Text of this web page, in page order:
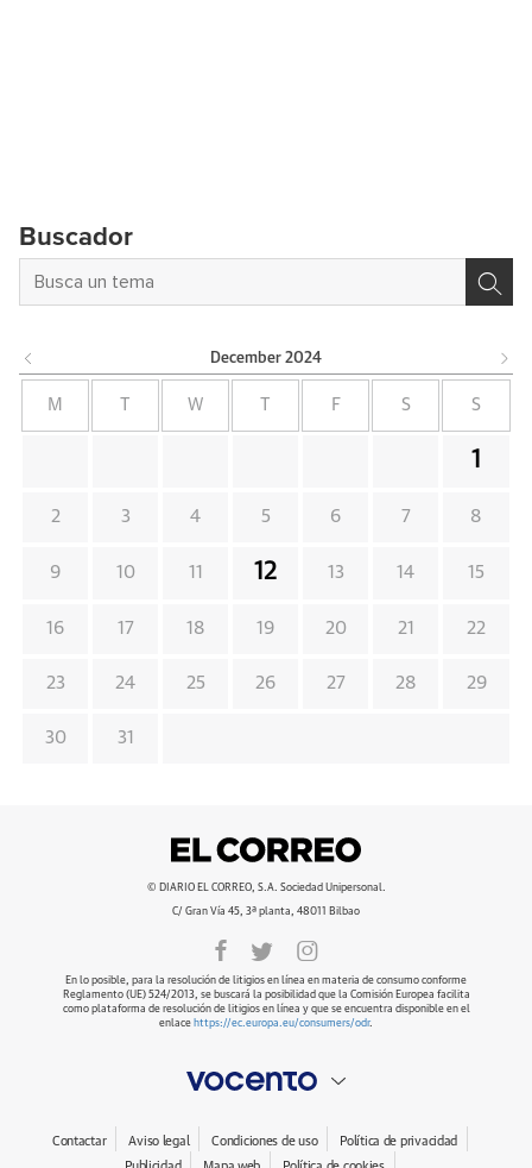
Buscador
December 2024
M W F S S
1
2 3 4 5 6 7 8
9 10 11 12 13 14 15
16 17 18 19 20 21 22
23 24 25 26 27 28 29
30 31
© DIARIO EL CORREO, S.A. Sociedad Unipersonal.
C/ Gran Vía 45, 3ª planta, 48011 Bilbao
En lo posible, para la resolución de litigios en línea en materia de consumo conforme
Reglamento (UE) 524/2013, se buscará la posibilidad que la Comisión Europea facilita
como plataforma de resolución de litigios en línea y que se encuentra disponible en el
enlace https://ec.europa.eu/consumers/odr.
Contactar Aviso legal Condiciones de uso
Política de privacidad